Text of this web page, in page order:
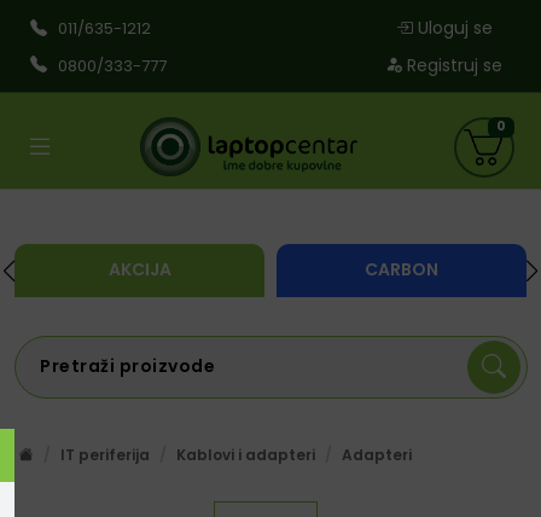
011/635-1212
0800/333-777
Uloguj se
Registruj se
AKCIJA CARBON
0
IT periferija Kablovi i adapteri Adapteri